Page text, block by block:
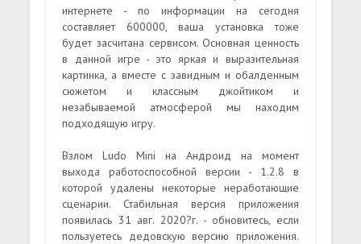
интернете - по информации на сегодня
составляет 600000, ваша установка тоже
будет засчитана сервисом. Основная ценность
в данной игре - это яркая и выразительная
картинка, а вместе с завидным и обалденным
сюжетом и классным джойтиком и
незабываемой атмосферой мы находим
подходящую игру.
Взлом Ludo Mini на Андроид на момент
выхода работоспособной версии - 1.2.8 в
которой удалены некоторые неработающие
сценарии. Стабильная версия приложения
появилась 31 авг. 2020?г. - обновитесь, если
пользуетесь дедовскую версию приложения.